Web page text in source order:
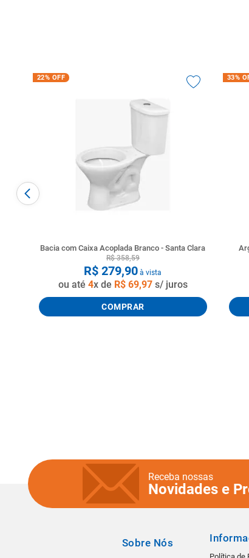
22% OFF
Bacia com Caixa Acoplada Branco - Santa Clara
R$ 358,59
R$ 279,90 à vista
ou até 4x de R$ 69,97s/ juros
COMPRAR
33%
Receba nossas
Novidades e
Sobre Nós